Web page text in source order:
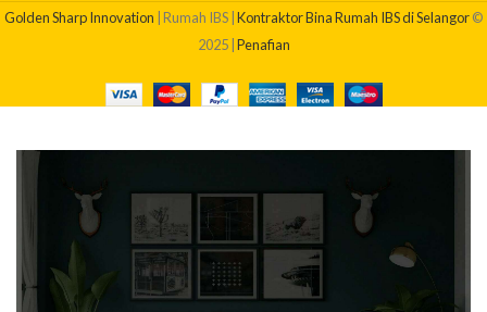
Golden Sharp Innovation | Rumah IBS | Kontraktor Bina Rumah IBS di Selangor©
2025 | Penafian
BERAPAKAH KOS BINA RUMAH SAYA?
Dapatkan quotation pembinaan rumah anda sekarang!